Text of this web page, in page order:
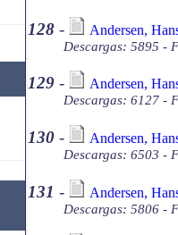
128 - Andersen,
Descargas: 5895 -
129 - Andersen,
Descargas: 6127 -
130 - Andersen,
Descargas: 6503 -
131 - Andersen,
Descargas: 5806 -